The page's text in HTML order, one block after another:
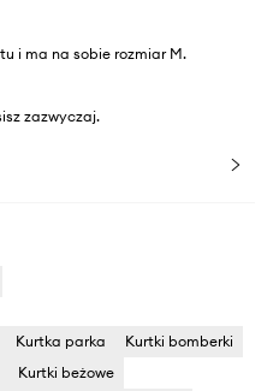
i ma na sobie rozmiar M.
zazwyczaj.
Kurtka parka
Kurtki bomberki
Kurtki beżowe